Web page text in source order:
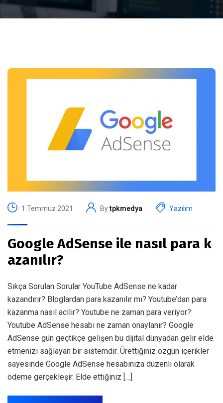
1 Temmuz 2021 Bytpkmedya Yazılım
Google AdSense ile nasıl para k
azanılır?
Sıkça Sorulan Sorular YouTube AdSense ne kadar
kazandırır? Bloglardan para kazanılır mı? Youtube’dan para
kazanma nasil acilir? Youtube ne zaman para veriyor?
Youtube AdSense hesabı ne zaman onaylanır? Google
AdSense gün geçtikçe gelişen bu dijital dünyadan gelir elde
etmenizi sağlayan bir sistemdir. Ürettiğiniz özgün içerikler
sayesinde Google AdSense hesabınıza düzenli olarak
ödeme gerçekleşir. Elde ettiğiniz […]